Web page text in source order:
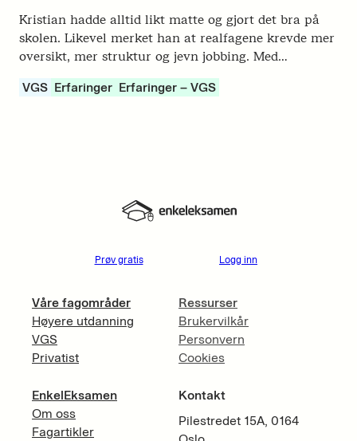
Kristian hadde alltid likt matte og gjort det bra på
skolen. Likevel merket han at realfagene krevde mer
oversikt, mer struktur og jevn jobbing. Med…
VGS Erfaringer Erfaringer – VGS
Prøv gratis Logg inn
Våre fagområder
Høyere utdanning
VGS
Privatist
EnkelEksamen
Om oss
Fagartikler
Ressurser
Brukervilkår
Personvern
Cookies
Kontakt
Pilestredet 15A, 0164